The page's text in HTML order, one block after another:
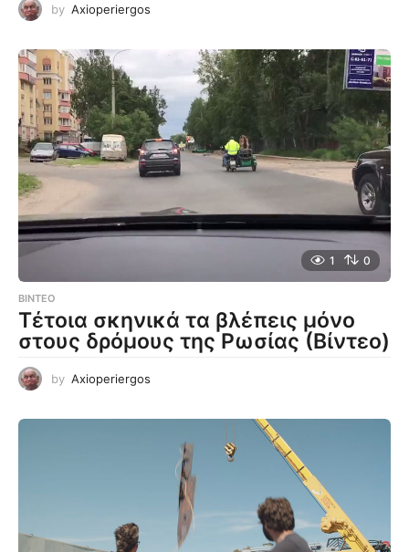
by Axioperiergos
1 0
ΒΊΝΤΕΟ
Τέτοια σκηνικά τα βλέπεις μόνο
στους δρόμους της Ρωσίας (Βίντεο)
by Axioperiergos